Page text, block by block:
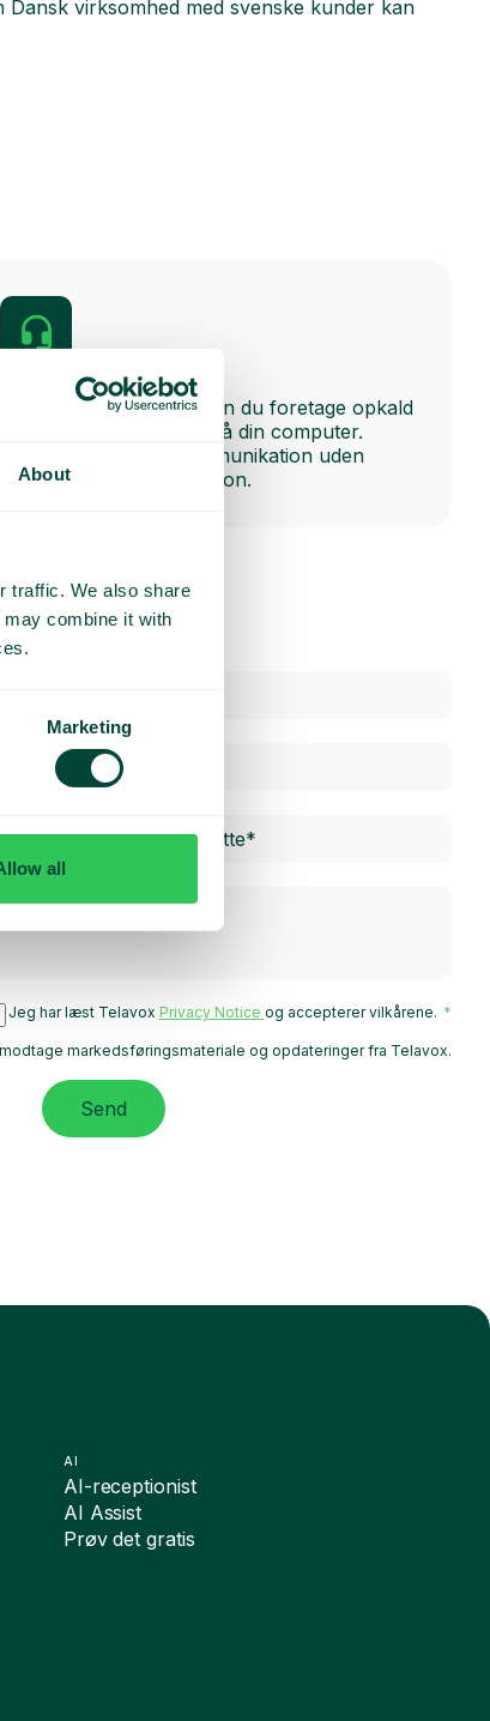
About
traffic. We also share
combine it with
Marketing
all
virksomhed med svenske kunder kan
Softphone
Med vores softphone kan du foretage opkald
via vores desktop-app på din computer.
Perfekt til fleksibel kommunikation uden
behov for en fysisk telefon.
Jeg har læst Telavox Privacy Notice og accepterer vilkårene.
markedsføringsmateriale og opdateringer fra Telavox.
Send
AI
AI-receptionist
AI Assist
Prøv det gratis